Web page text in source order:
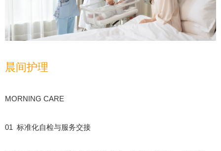
晨间护理
MORNING CARE
01 标准化自检与服务交接